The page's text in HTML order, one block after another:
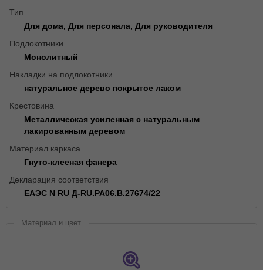
Тип
Для дома, Для персонала, Для руководителя
Подлокотники
Монолитный
Накладки на подлокотники
натуральное дерево покрытое лаком
Крестовина
Металлическая усиленная с натуральным
лакированным деревом
Материал каркаса
Гнуто-клееная фанера
Декларация соответствия
ЕАЭС N RU Д-RU.РА06.В.27674/22
Материал и цвет